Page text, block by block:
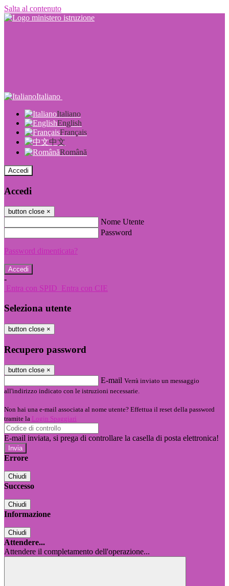
Salta al contenuto
Italiano
Italiano
English
Français
中文
Română
Accedi
Accedi
button close ×
Nome Utente
Password
Password dimenticata?
-
Entra con SPID Entra con CIE
Seleziona utente
button close ×
Recupero password
button close ×
E-mail Verrà inviato un messaggio
all'indirizzo indicato con le istruzioni necessarie.
Non hai una e-mail associata al nome utente? Effettua il reset della password
tramite la Login Spaggiari
E-mail inviata, si prega di controllare la casella di posta elettronica!
Errore
Chiudi
Successo
Chiudi
Informazione
Chiudi
Attendere...
Attendere il completamento dell'operazione...